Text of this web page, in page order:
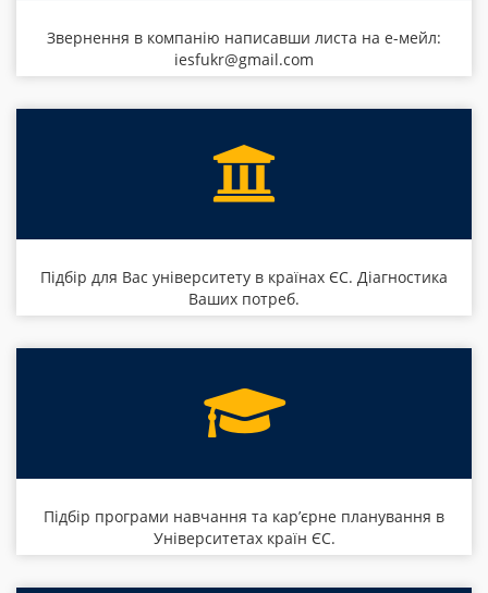
Звернення в компанію написавши листа на е-мейл:
iesfukr@gmail.com
Підбір для Вас університету в країнах ЄС. Діагностика
Ваших потреб.
Підбір програми навчання та кар’єрне планування в
Університетах країн ЄС.